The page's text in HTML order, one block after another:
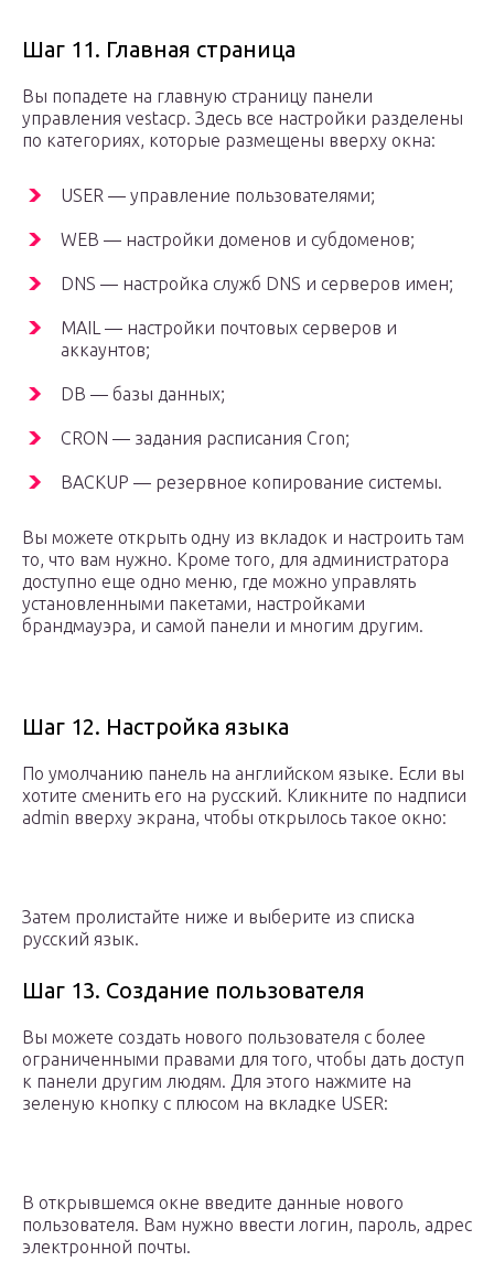
Шаг 11. Главная страница
Вы попадете на главную страницу панели
управления vestacp. Здесь все настройки разделены
по категориях, которые размещены вверху окна:
USER — управление пользователями;
WEB — настройки доменов и субдоменов;
DNS — настройка служб DNS и серверов имен;
MAIL — настройки почтовых серверов и
аккаунтов;
DB — базы данных;
CRON — задания расписания Cron;
BACKUP — резервное копирование системы.
Вы можете открыть одну из вкладок и настроить там
то, что вам нужно. Кроме того, для администратора
доступно еще одно меню, где можно управлять
установленными пакетами, настройками
брандмауэра, и самой панели и многим другим.
Шаг 12. Настройка языка
По умолчанию панель на английском языке. Если вы
хотите сменить его на русский. Кликните по надписи
admin вверху экрана, чтобы открылось такое окно:
Затем пролистайте ниже и выберите из списка
русский язык.
Шаг 13. Создание пользователя
Вы можете создать нового пользователя с более
ограниченными правами для того, чтобы дать доступ
к панели другим людям. Для этого нажмите на
зеленую кнопку с плюсом на вкладке USER:
В открывшемся окне введите данные нового
пользователя. Вам нужно ввести логин, пароль, адрес
электронной почты.